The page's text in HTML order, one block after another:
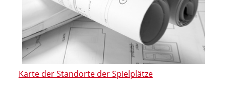
Karte der Standorte der Spielplätze